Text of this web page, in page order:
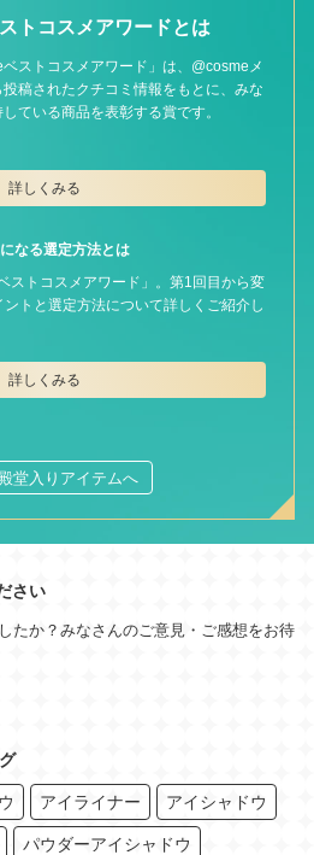
トコスメアワードとは
ベストコスメアワード」は、@cosmeメ
投稿されたクチコミ情報をもとに、みな
ている商品を表彰する賞です。
詳しくみる
なる選定方法とは
ストコスメアワード」。第1回目から変
トと選定方法について詳しくご紹介し
詳しくみる
堂入りアイテムへ
さい
たか？みなさんのご意見・ご感想をお待
アイライナー アイシャドウ
パウダーアイシャドウ